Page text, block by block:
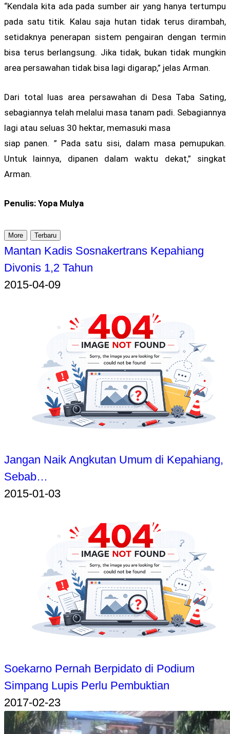
“Kendala kita ada pada sumber air yang hanya tertumpu
pada satu titik. Kalau saja hutan tidak terus dirambah,
setidaknya penerapan sistem pengairan dengan termin
bisa terus berlangsung. Jika tidak, bukan tidak mungkin
area persawahan tidak bisa lagi digarap,” jelas Arman.
Dari total luas area persawahan di Desa Taba Sating,
sebagiannya telah melalui masa tanam padi. Sebagiannya
lagi atau seluas 30 hektar, memasuki masa
siap panen. ” Pada satu sisi, dalam masa pemupukan.
Untuk lainnya, dipanen dalam waktu dekat,” singkat
Arman.
Penulis: Yopa Mulya
More Terbaru
Mantan Kadis Sosnakertrans Kepahiang
Divonis 1,2 Tahun
2015-04-09
Jangan Naik Angkutan Umum di Kepahiang,
Sebab…
2015-01-03
Soekarno Pernah Berpidato di Podium
Simpang Lupis Perlu Pembuktian
2017-02-23